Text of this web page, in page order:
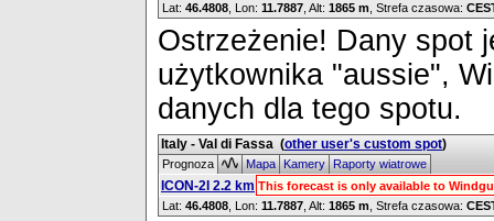
Lat: 46.4808 , Lon: 11.7887 Alt: 1865 m , Strefa czasowa:
Ostrzeżenie! Dany spot
użytkownika "aussie",
danych dla tego spotu.
Italy - Val di Fassa (other user's custom spot)
Prognoza MapaKameryRaporty wiatrowe
ICON-2I 2.2 km This forecast is only available to
Lat: 46.4808 , Lon: 11.7887 Alt: 1865 m , Strefa czasowa: